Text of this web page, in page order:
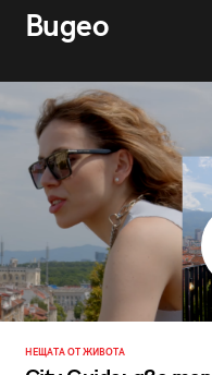
Видео
НЕЩАТА ОТ ЖИВОТА